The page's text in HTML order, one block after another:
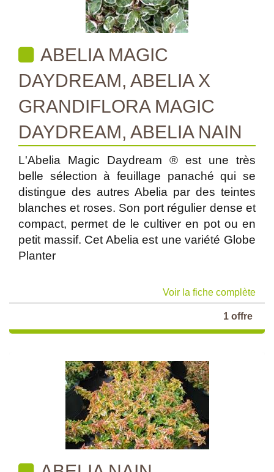
ABELIA MAGIC
DAYDREAM, ABELIA X
GRANDIFLORA MAGIC
DAYDREAM, ABELIA NAIN
L'Abelia Magic Daydream ® est une très
belle sélection à feuillage panaché qui se
distingue des autres Abelia par des teintes
blanches et roses. Son port régulier dense et
compact, permet de le cultiver en pot ou en
petit massif. Cet Abelia est une variété Globe
Planter
Voir la fiche complète
1 offre